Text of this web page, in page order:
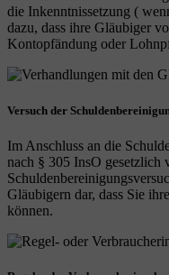
die Inkenntnissetzung (
dazu, dass ihre Gläubiger
Kontopfändung oder
Versuch der
Im Anschluss an die
nach § 305 InsO gesetzlich
Gläubigern dar, dass Sie
können.